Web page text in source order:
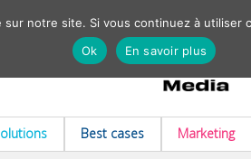
Best cases Marketing
notre site. Si vous continuez à
Ok
En savoir plus